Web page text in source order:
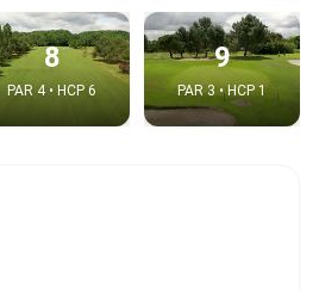
8
PAR 4 • HCP 6
9
PAR 3 • HCP 1